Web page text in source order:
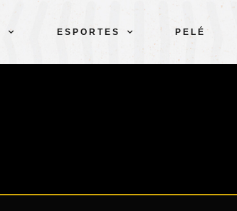
ESPORTES PELÉ